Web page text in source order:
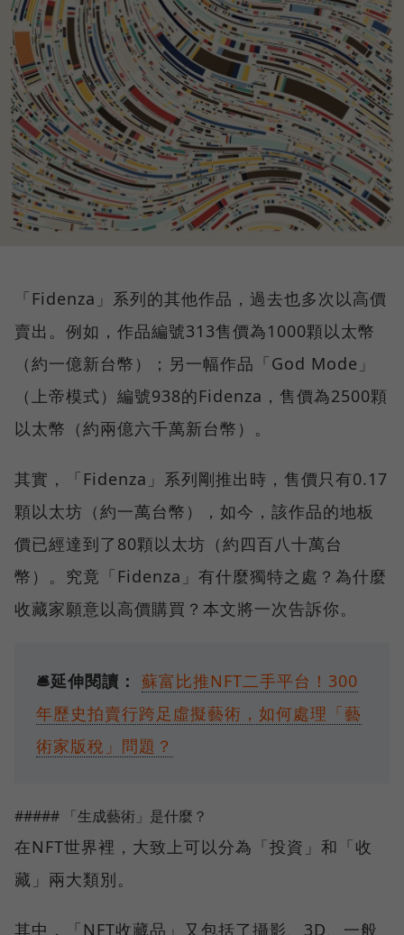
「Fidenza」系列的其他作品，過去也多次以高價
賣出。例如，作品編號313售價為1000顆以太幣
（約一億新台幣）；另一幅作品「God Mode」
（上帝模式）編號938的Fidenza，售價為2500顆
以太幣（約兩億六千萬新台幣）。
其實，「Fidenza」系列剛推出時，售價只有0.17
顆以太坊（約一萬台幣），如今，該作品的地板
價已經達到了80顆以太坊（約四百八十萬台
幣）。究竟「Fidenza」有什麼獨特之處？為什麼
收藏家願意以高價購買？本文將一次告訴你。
🛎️延伸閱讀： 蘇富比推NFT二手平台！300
年歷史拍賣行跨足虛擬藝術，如何處理「藝
術家版稅」問題？
##### 「生成藝術」是什麼？
在NFT世界裡，大致上可以分為「投資」和「收
藏」兩大類別。
其中，「NFT收藏品」又包括了攝影、3D、一般